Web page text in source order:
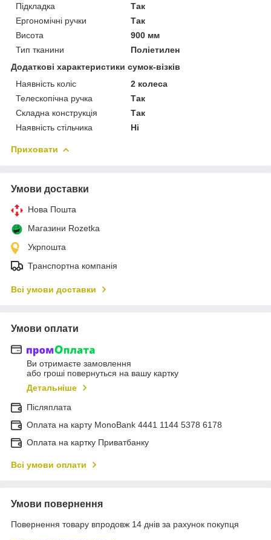
Підкладка
Так
Ергономічні ручки
Так
Висота
900 мм
Тип тканини
Поліетилен
Додаткові характеристики сумок-візків
Наявність коліс
2 колеса
Телескопічна ручка
Так
Складна конструкція
Так
Наявність стільчика
Ні
Приховати
Умови доставки
Нова Пошта
Магазини Rozetka
Укрпошта
Транспортна компанія
Всі умови доставки
Умови оплати
Ви отримаєте замовлення
або гроші повернуться на вашу картку
Детальніше
Післяплата
Оплата на карту MonoBank 4441 1144 5378 6178
Оплата на картку Приватбанку
Всі умови оплати
Умови повернення
Повернення товару впродовж 14 днів за рахунок покупця